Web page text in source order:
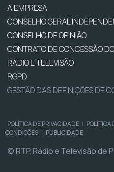
A EMPRESA
CONSELHO GERAL
CONSELHO DE OPINIÃO
CONTRATO DE CONCESSÃO
RÁDIO E TELEVISÃO
RGPD
GESTÃO DAS DEFINIÇÕES DE
POLÍTICA DE PRIVACIDADE | POLÍTICA
CONDIÇÕES | PUBLICIDADE
© RTP, Rádio e Televisão de